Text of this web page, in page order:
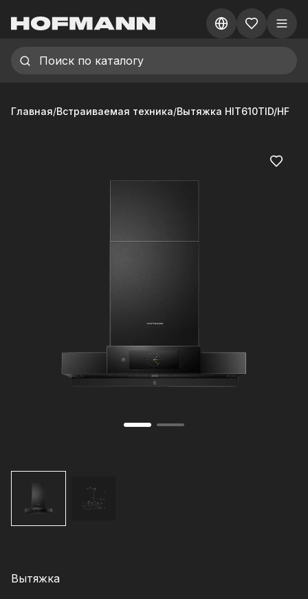
Главная/Встраиваемая техника/Вытяжка HIT610TID/HF
Вытяжка